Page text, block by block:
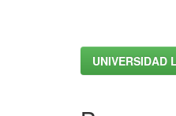
UNIVERSIDAD